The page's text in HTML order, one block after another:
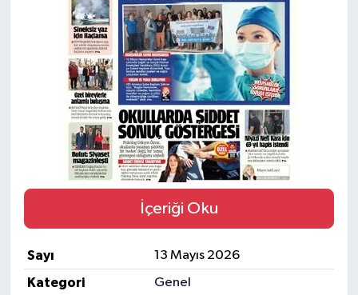
İçeriği Oku
Sayı
13 Mayıs 2026
Kategori
Genel
DÜNYA
EĞİTİM
TURİZM
RÖPORTAJ
VİDEO HABERLER
YAZARLAR
RESMİ İLAN